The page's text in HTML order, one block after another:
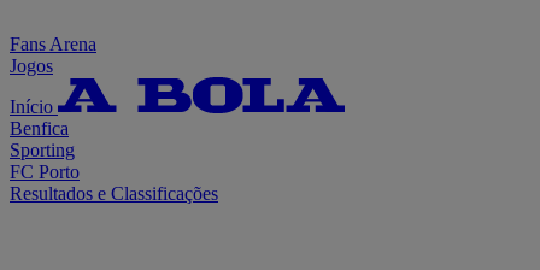
Fans Arena
Jogos
Início
Benfica
Sporting
FC Porto
Resultados e Classificações